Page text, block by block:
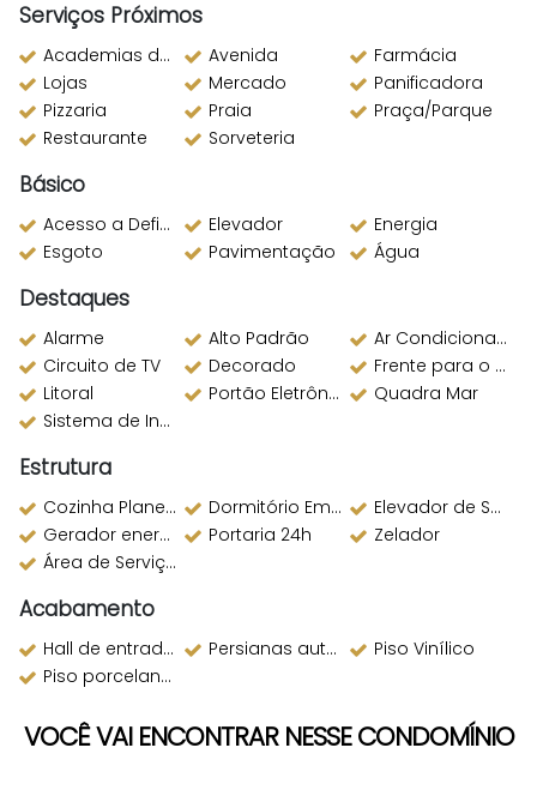
Serviços Próximos
Academias de ginástica Avenida
Farmácia
Lojas
Mercado
Panificadora
Pizzaria
Praia
Praça/Parque
Restaurante
Sorveteria
Básico
Acesso a Deficientes Elevador
Energia
Esgoto
Pavimentação Água
Destaques
Alarme Alto Padrão
Ar Condicionado
Circuito de TV
Decorado
Frente para o Mar
Litoral
Portão Eletrônico
Quadra Mar
Sistema de Incêndio
Estrutura
Cozinha Planejada Dormitório Empregada
Elevador de Serviço
Gerador energia
Portaria 24h
Zelador
Área de Serviço
Acabamento
Hall de entrada decorado Persianas automatizadas
Piso Vinílico
Piso porcelanato
VOCÊ VAI ENCONTRAR NESSE CONDOMÍNIO